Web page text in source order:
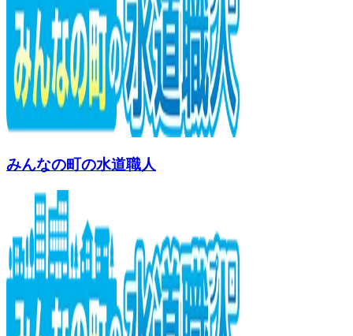
みんなの町の水道職人